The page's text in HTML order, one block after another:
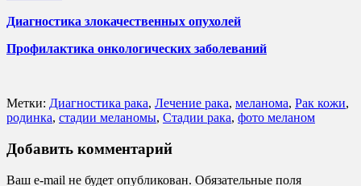
Диагностика злокачественных опухолей
Профилактика онкологических заболеваний
Метки: Диагностика рака, Лечение рака, меланома, Рак кожи,
родинка, стадии меланомы, Стадии рака, фото меланом
Добавить комментарий
Ваш e-mail не будет опубликован. Обязательные поля